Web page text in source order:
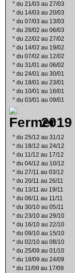
* du 21/03 au 27/03
* du 14/03 au 20/03
* du 07/03 au 13/03
* du 28/02 au 06/03
* du 22/02 au 27/02
* du 14/02 au 19/02
* du 07/02 au 12/02
* du 31/01 au 06/02
* du 24/01 au 30/01
* du 18/01 au 23/01
* du 10/01 au 16/01
* du 03/01 au 09/01
2019
* du 25/12 au 31/12
* du 18/12 au 24/12
* du 11/12 au 17/12
* du 04/12 au 10/12
* du 27/11 au 03/12
* du 20/11 au 26/11
* du 13/11 au 19/11
* du 06/11 au 11/11
* du 30/10 au 05/11
* du 23/10 au 29/10
* du 16/10 au 22/10
* du 09/10 au 15/10
* du 02/10 au 08/10
* du 25/09 au 01/10
* du 18/09 au 24/09
* du 11/09 au 17/09